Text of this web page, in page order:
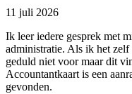
11 juli 2026
Ik leer iedere gesprek met
administratie. Als ik het
geduld niet voor maar dit
Accountantkaart is een
gevonden.